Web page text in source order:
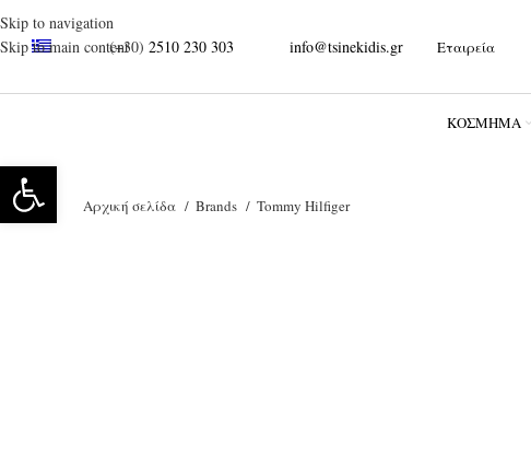
Skip to navigation
Skip to main content
(+30) 2510 230 303 info@tsinekidis.gr Εταιρεία
ΚΌΣΜΗΜΑ
Αρχική σελίδα Brands Tommy Hilfiger
Ανοίξτε τη γραμμή εργαλείων